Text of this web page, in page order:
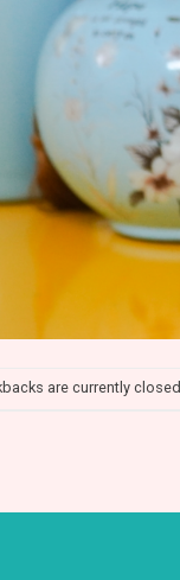
are currently closed.